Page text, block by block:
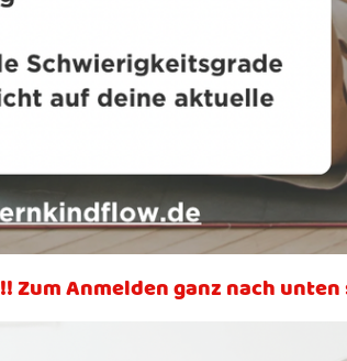
!! Zum Anmelden ganz nach